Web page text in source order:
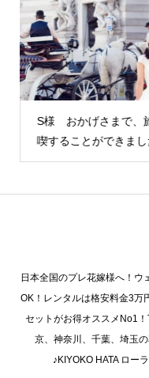
H様 カメラマンさん
でも写真を撮る…
日本全国のプレ花嫁様へ！ウ
OK！レンタルは格安料金3万
セットがお得オススメNo1
京、神奈川、千葉、埼玉
♪KIYOKO HATA ロー